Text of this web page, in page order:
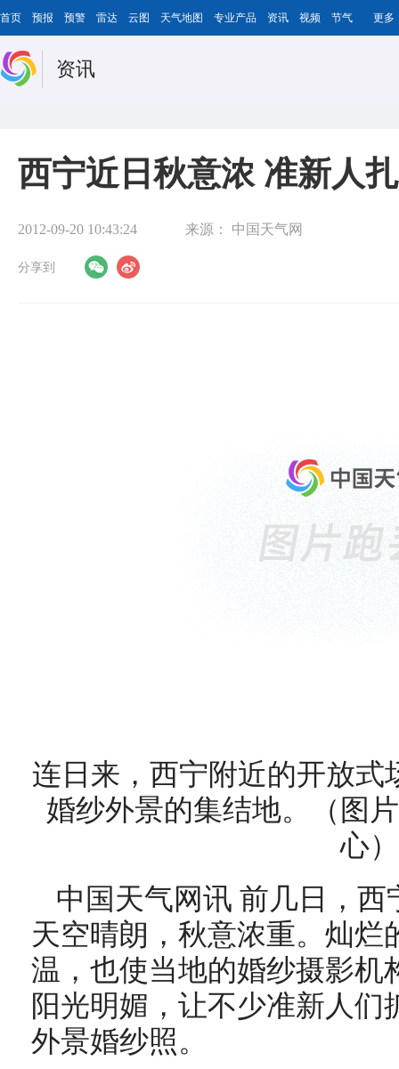
首页 预报 预警 雷达 云图 天气地图 专业产品 资讯 视频 节气 更多
资讯
西宁近日秋意浓 准新人
2012-09-20 10:43:24 来源： 中国天气网
分享到
连日来，西宁附近的开放式
婚纱外景的集结地。（图
心）
中国天气网讯 前几日，
天空晴朗，秋意浓重。灿烂
温，也使当地的婚纱摄影机
阳光明媚，让不少准新人
外景婚纱照。